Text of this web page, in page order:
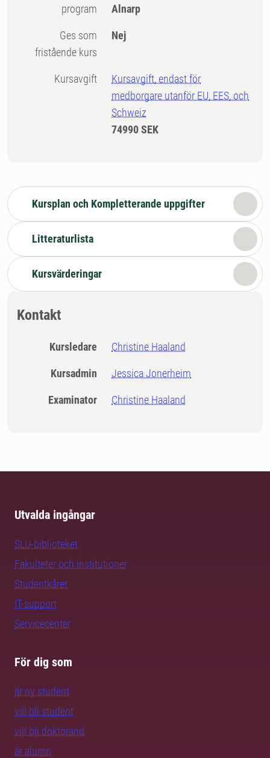
program Alnarp
Ges som
fristående kurs
Nej
Kursavgift
Kursavgift, endast för
medborgare utanför EU, EES, och
Schweiz
74990 SEK
Kursplan och Kompletterande uppgifter
Litteraturlista
Kursvärderingar
Kontakt
Kursledare Christine Haaland
Kursadmin Jessica Jonerheim
Examinator Christine Haaland
Utvalda ingångar
SLU-biblioteket
Fakulteter och institutioner
Studentkårer
IT-support
Servicecenter
För dig som
är ny student
vill bli student
vill bli doktorand
är alumn